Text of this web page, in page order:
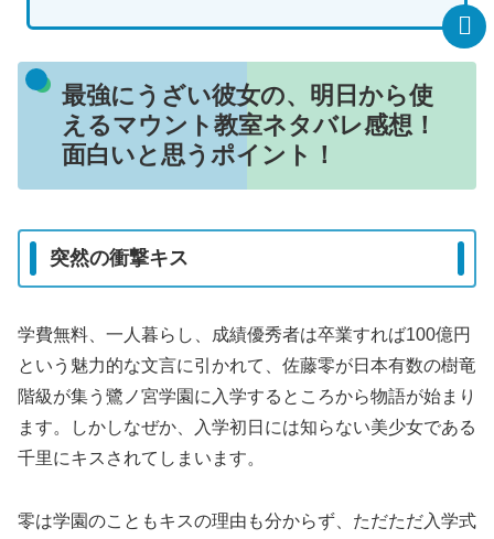
最強にうざい彼女の、明日から使
えるマウント教室ネタバレ感想！
面白いと思うポイント！
突然の衝撃キス
学費無料、一人暮らし、成績優秀者は卒業すれば100億円
という魅力的な文言に引かれて、佐藤零が日本有数の樹竜
階級が集う鷺ノ宮学園に入学するところから物語が始まり
ます。しかしなぜか、入学初日には知らない美少女である
千里にキスされてしまいます。
零は学園のこともキスの理由も分からず、ただただ入学式